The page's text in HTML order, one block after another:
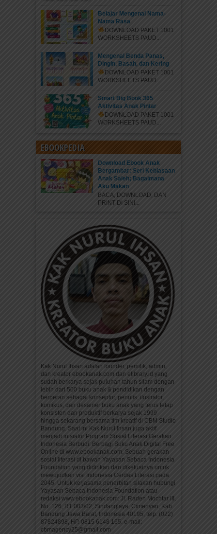
Belajar Mengenal Nama-
Nama Rasa
DOWNLOAD PAKET 1001
WORKSHEETS PAUD...
Mengenal Benda Panas,
Dingin, Basah, dan Kering
DOWNLOAD PAKET 1001
WORKSHEETS PAUD...
Smart Big Book 365
Aktivitas Anak Pintar
DOWNLOAD PAKET 1001
WORKSHEETS PAUD...
EBOOKPEDIA
Download Ebook Anak
Bergambar: Seri Kebiasaan
Anak Saleh; Bagaimana
Aku Makan
BACA, DOWNLOAD, DAN
PRINT DI SINI...
Kak Nurul Ihsan adalah founder, pemilik, admin,
dan kreator ebookanak.com dan elibrary.id yang
sudah berkarya sejak puluhan tahun silam dengan
lebih dari 500 buku anak & pendidikan dengan
berperan sebagai konseptor, penulis, ilustrator,
komikus, dan desainer buku anak yang terus tetap
konsisten dan produktif berkarya sejak 1999
hingga sekarang bersama tim kreatif di CBM Studio
Bandung. Saat ini Kak Nurul Ihsan juga aktif
menjadi inisiator Program Sosial Literasi Gerakan
Indonesia Berbudi: Berbagi Buku Anak Digital Free
Online di www.ebookanak.com. Sebuah gerakan
sosial literasi di bawah Yayasan Sebaca Indonesia
Foundation yang didirikan dan diketuainya untuk
mewujudkan visi Indonesia Cerdas Literasi pada
2045. Untuk kerjasama penerbitan silakan hubungi
Yayasan Sebaca Indonesia Foundation atau
redaksi www.ebookanak.com: Jl. Raden Mochtar III,
No. 126, RT 003/02, Sindanglaya, Cimenyan, Kab.
Bandung Jawa Barat, Indonesia 40195, telp. (022)
87824898, HP. 0815 6148 165. e-mail:
cbmagency25@gmail.com